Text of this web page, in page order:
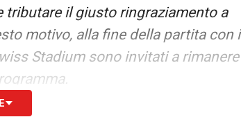
tributare il giusto ringraziamento a
motivo, alla fine della partita con i
Stadium sono invitati a rimanere